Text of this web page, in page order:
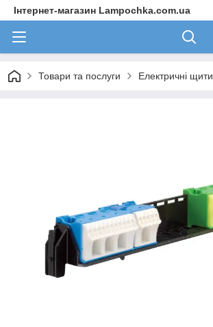
Інтернет-магазин Lampochka.com.ua
Товари та послуги Електричні щити